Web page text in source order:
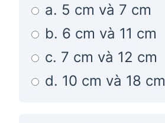
a. 5 cm và 7 cm
b. 6 cm và 11 cm
c. 7 cm và 12 cm
d. 10 cm và 18 cm